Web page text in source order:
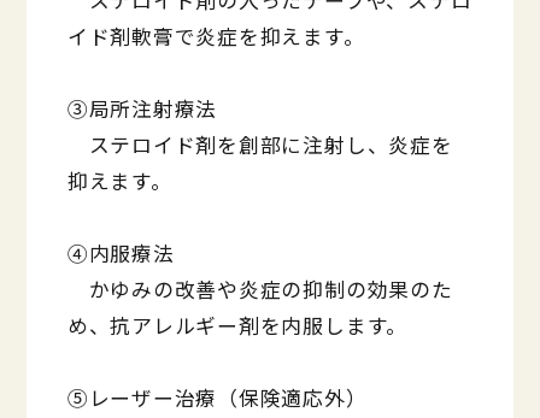
イド剤軟膏で炎症を抑えます。
③局所注射療法
ステロイド剤を創部に注射し、炎症を
抑えます。
④内服療法
かゆみの改善や炎症の抑制の効果のた
め、抗アレルギー剤を内服します。
⑤レーザー治療（保険適応外）